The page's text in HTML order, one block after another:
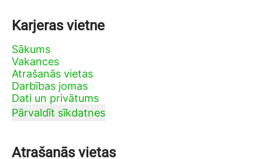
Karjeras vietne
Sākums
Vakances
Atrašanās vietas
Darbības jomas
Dati un privātums
Pārvaldīt sīkdatnes
Atrašanās vietas